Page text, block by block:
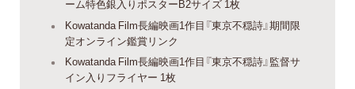
ーム特色銀入りポスターB2サイズ 1枚
Kowatanda Film長編映画1作目『東京不穏詩』期間限
定オンライン鑑賞リンク
Kowatanda Film長編映画1作目『東京不穏詩』監督サ
イン入りフライヤー 1枚